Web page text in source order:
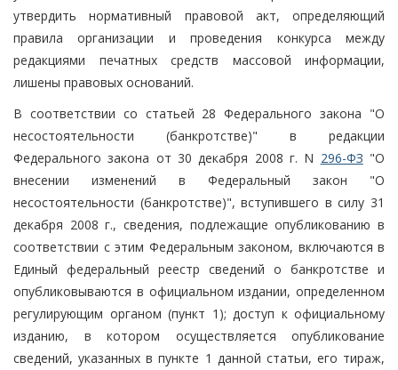
утвердить нормативный правовой акт, определяющий
правила организации и проведения конкурса между
редакциями печатных средств массовой информации,
лишены правовых оснований.
В соответствии со статьей 28 Федерального закона "О
несостоятельности (банкротстве)" в редакции
Федерального закона от 30 декабря 2008 г. N 296-ФЗ "О
внесении изменений в Федеральный закон "О
несостоятельности (банкротстве)", вступившего в силу 31
декабря 2008 г., сведения, подлежащие опубликованию в
соответствии с этим Федеральным законом, включаются в
Единый федеральный реестр сведений о банкротстве и
опубликовываются в официальном издании, определенном
регулирующим органом (пункт 1); доступ к официальному
изданию, в котором осуществляется опубликование
сведений, указанных в пункте 1 данной статьи, его тираж,